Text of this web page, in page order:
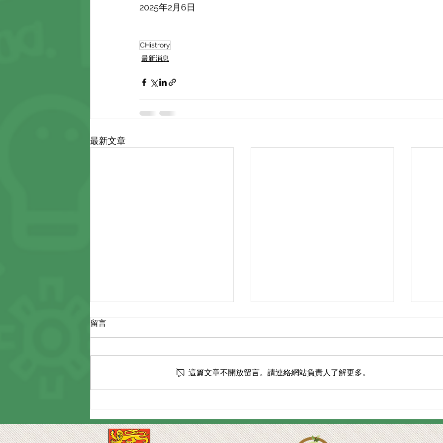
2025年2月6日
CHistrory
最新消息
最新文章
語文® 耀眼登場：AI 賦能中文
寫作學與教的未來
技邊界，mLang® 與 mAI
Mind® 助印尼職業學校教師掌
握 AI 教學法，促進大專學生
局
寫
留言
這篇文章不開放留言。請連絡網站負責人了解更多。